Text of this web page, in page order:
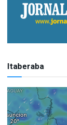
Itaberaba